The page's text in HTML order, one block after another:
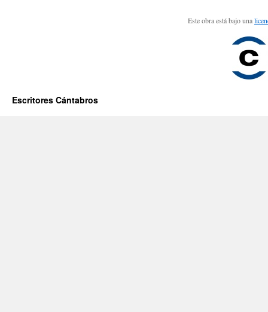
Este obra está bajo una
Escritores Cántabros